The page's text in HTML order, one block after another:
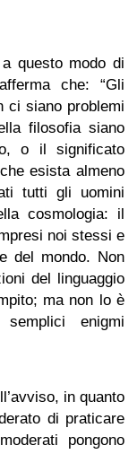
questo modo di
che: “Gli
ci siano problemi
filosofia siano
o il significato
esista almeno
tutti gli uomini
cosmologia: il
noi stessi e
del mondo. Non
del linguaggio
ma non lo è
enigmi
in quanto
di praticare
pongono